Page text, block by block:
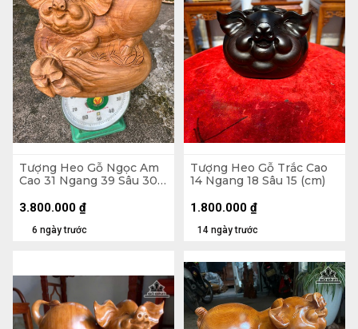
Tượng Heo Gỗ Ngọc Am
Cao 31 Ngang 39 Sâu 30
6 ngày trước
3.800.000 ₫
Tượng Heo Gỗ Trắc Cao
14 Ngang 18 Sâu 15 (cm)
14 ngày trước
1.800.000 ₫